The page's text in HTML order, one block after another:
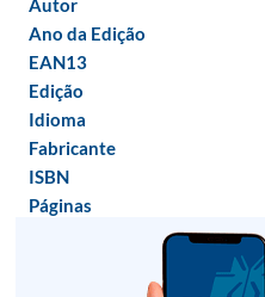
Autor
Ano da Edição
EAN13
Edição
Idioma
Fabricante
ISBN
Páginas